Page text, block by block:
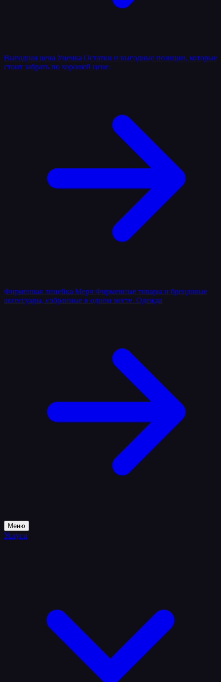
Выгодная цена Уценка Остатки и выгодные позиции, которые
стоит забрать по хорошей цене.
Фирменная линейка Мерч Фирменные товары и брендовые
аксессуары, собранные в одном месте. Одежда
Меню
Услуги